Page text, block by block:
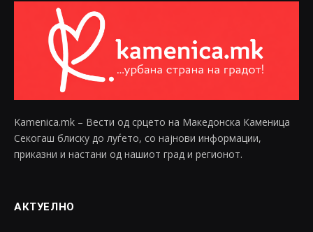
Kamenica.mk – Вести од срцето на Македонска Каменица
Секогаш блиску до луѓето, со најнови информации,
приказни и настани од нашиот град и регионот.
АКТУЕЛНО